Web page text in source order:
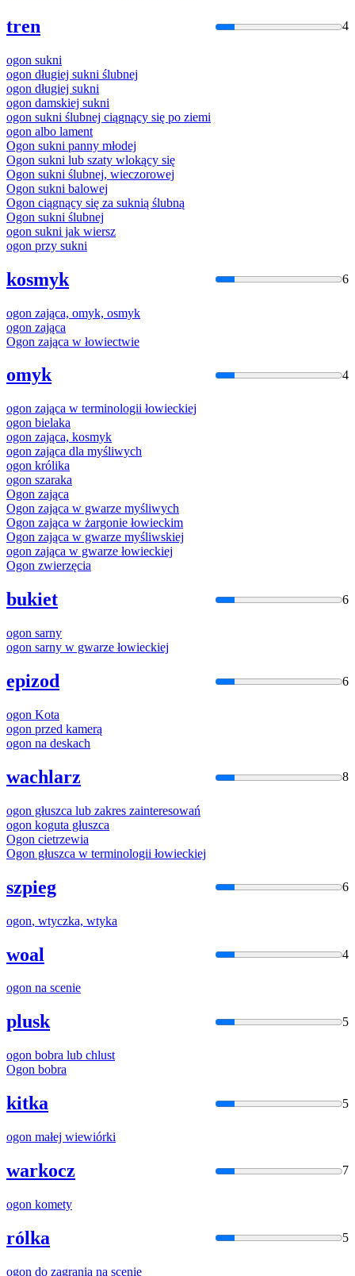
tren 4
ogon sukni
ogon długiej sukni ślubnej
ogon długiej sukni
ogon damskiej sukni
ogon sukni ślubnej ciągnący się po ziemi
ogon albo lament
Ogon sukni panny młodej
Ogon sukni lub szaty wlokący się
Ogon sukni ślubnej, wieczorowej
Ogon sukni balowej
Ogon ciągnący się za suknią ślubną
Ogon sukni ślubnej
ogon sukni jak wiersz
ogon przy sukni
kosmyk 6
ogon zająca, omyk, osmyk
ogon zająca
Ogon zająca w łowiectwie
omyk 4
ogon zająca w terminologii łowieckiej
ogon bielaka
ogon zająca, kosmyk
ogon zająca dla myśliwych
ogon królika
ogon szaraka
Ogon zająca
Ogon zająca w gwarze myśliwych
Ogon zająca w żargonie łowieckim
Ogon zająca w gwarze myśliwskiej
ogon zająca w gwarze łowieckiej
Ogon zwierzęcia
bukiet 6
ogon sarny
ogon sarny w gwarze łowieckiej
epizod 6
ogon Kota
ogon przed kamerą
ogon na deskach
wachlarz 8
ogon głuszca lub zakres zainteresowań
ogon koguta głuszca
Ogon cietrzewia
Ogon głuszca w terminologii łowieckiej
szpieg 6
ogon, wtyczka, wtyka
woal 4
ogon na scenie
plusk 5
ogon bobra lub chlust
Ogon bobra
kitka 5
ogon małej wiewiórki
warkocz 7
ogon komety
rólka 5
ogon do zagrania na scenie